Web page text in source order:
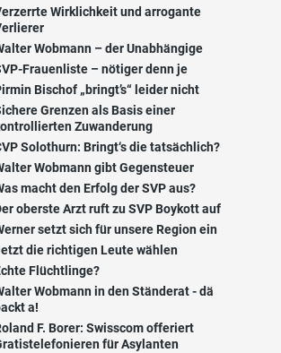
Wirklichkeit und arrogante
Wobmann – der Unabhängige
Frauenliste – nötiger denn je
Bischof „bringt’s“ leider nicht
Grenzen als Basis einer
Zuwanderung
Solothurn: Bringt‘s die tatsächlich?
Wobmann gibt Gegensteuer
macht den Erfolg der SVP aus?
oberste Arzt ruft zu SVP Boykott auf
setzt sich für unsere Region ein
die richtigen Leute wählen
Flüchtlinge?
Wobmann in den Ständerat - dä
a!
F. Borer: Swisscom offeriert
für Asylanten